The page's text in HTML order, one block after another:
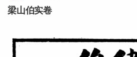
梁山伯实卷